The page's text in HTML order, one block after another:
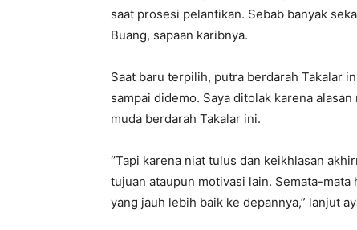
saat prosesi pelantikan. Sebab banyak
Buang, sapaan karibnya.
Saat baru terpilih, putra berdarah Takalar
sampai didemo. Saya ditolak karena alasan
muda berdarah Takalar ini.
‘’Tapi karena niat tulus dan keikhlasan
tujuan ataupun motivasi lain. Semata-
yang jauh lebih baik ke depannya,” lanjut